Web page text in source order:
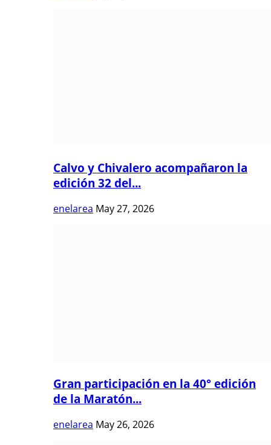
Calvo y Chivalero acompañaron la
edición 32 del...
enelarea May 27, 2026
Gran participación en la 40° edición
de la Maratón...
enelarea May 26, 2026